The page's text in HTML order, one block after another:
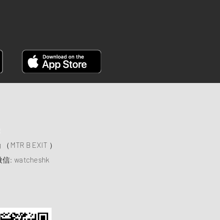
MTR B EXIT ）
信: watcheshk